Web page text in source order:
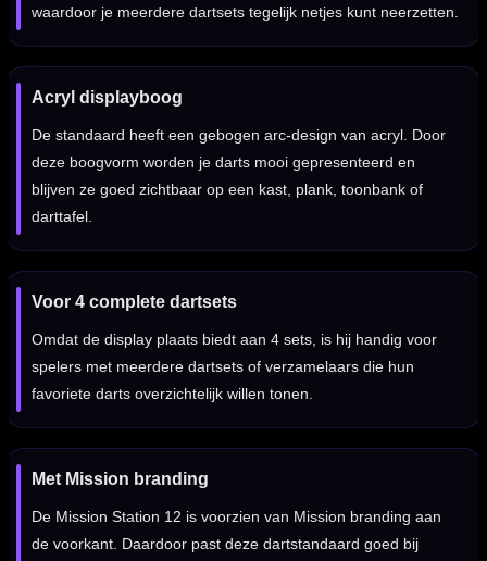
waardoor je meerdere dartsets tegelijk netjes kunt neerzetten.
Acryl displayboog
De standaard heeft een gebogen arc-design van acryl. Door
deze boogvorm worden je darts mooi gepresenteerd en
blijven ze goed zichtbaar op een kast, plank, toonbank of
darttafel.
Voor 4 complete dartsets
Omdat de display plaats biedt aan 4 sets, is hij handig voor
spelers met meerdere dartsets of verzamelaars die hun
favoriete darts overzichtelijk willen tonen.
Met Mission branding
De Mission Station 12 is voorzien van Mission branding aan
de voorkant. Daardoor past deze dartstandaard goed bij